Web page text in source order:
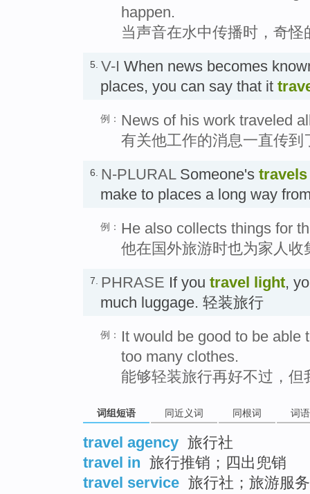
happen.
当声音在水中传播时，奇怪
5. V-I When news becomes
places, you can say that it
例： News of his work traveled
有关他工作的消息一直传到
6. N-PLURALSomeone's travels
make to places a long way
例： He also collects things for
他在国外旅游时也为家人收
7. PHRASE If you travel light,
much luggage. 轻装旅行
例：
It would be good to be able
too many clothes.
能够轻装旅行再好不过，
词组短语 同近义词 同根词 词
travel agency 旅行社
travel in 旅行推销；四出兜销
travel service 旅行社；旅游服务